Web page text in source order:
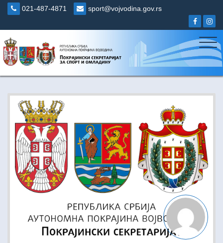
Skip
021-487-4871 sport@vojvodina.gov.rs